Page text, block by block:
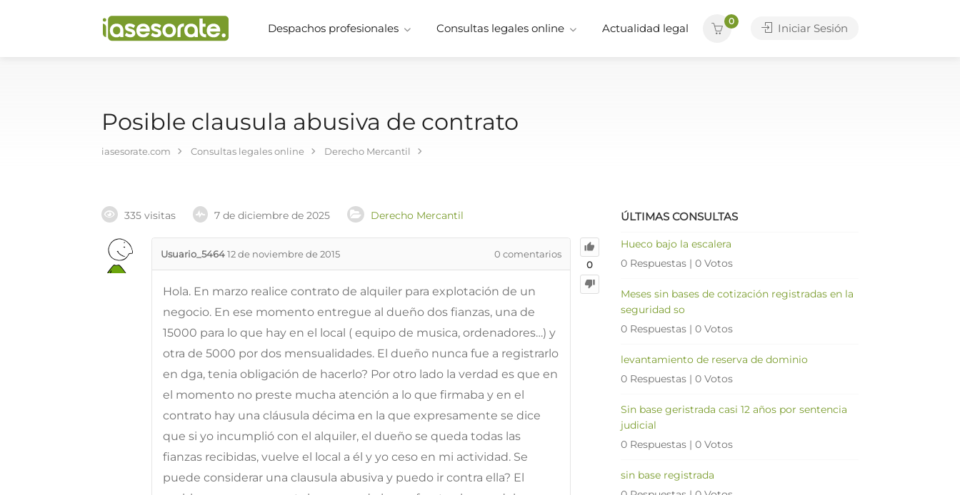
Despachos profesionales Consultas legales online Actualidad legal
0
Iniciar Sesión
Posible clausula abusiva de contrato
iasesorate.com Consultas legales online Derecho Mercantil
335 visitas 7 de diciembre de 2025 Derecho Mercantil
0
Usuario_546412 de noviembre de 2015 0 comentarios
Hola. En marzo realice contrato de alquiler para explotación de un
negocio. En ese momento entregue al dueño dos fianzas, una de
15000 para lo que hay en el local ( equipo de musica, ordenadores…) y
otra de 5000 por dos mensualidades. El dueño nunca fue a registrarlo
en dga, tenia obligación de hacerlo? Por otro lado la verdad es que en
el momento no preste mucha atención a lo que firmaba y en el
contrato hay una cláusula décima en la que expresamente se dice
que si yo incumplió con el alquiler, el dueño se queda todas las
fianzas recibidas, vuelve el local a él y yo ceso en mi actividad. Se
puede considerar una clausula abusiva y puedo ir contra ella? El
ÚLTIMAS CONSULTAS
Hueco bajo la escalera
0 Respuestas | 0 Votos
Meses sin bases de cotización registradas en la
seguridad so
0 Respuestas | 0 Votos
levantamiento de reserva de dominio
0 Respuestas | 0 Votos
Sin base geristrada casi 12 años por sentencia
judicial
0 Respuestas | 0 Votos
sin base registrada